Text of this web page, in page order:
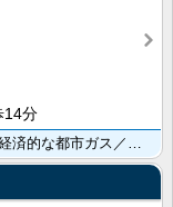
14分
ペット飼育可（室内小型犬）／ＲＣマンション経済的な都市ガス／スーパー・コンビニが目の前で便利／ゆとり･･･